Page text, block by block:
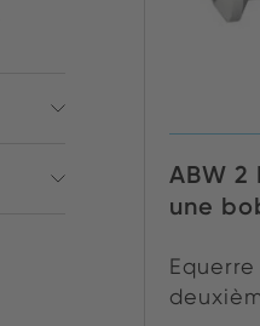
ABW 2
une